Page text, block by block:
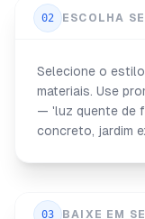
02 ESCOLHA
Selecione o
materiais. Use
— 'luz quente de
concreto, jardim
03 BAIXE EM